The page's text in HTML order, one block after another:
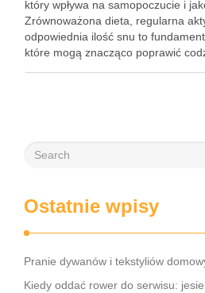
który wpływa na samopoczucie i
Zrównoważona dieta, regularna
odpowiednia ilość snu to
które mogą znacząco poprawić
Ostatnie wpisy
Pranie dywanów i tekstyliów
Kiedy oddać rower do serwisu: